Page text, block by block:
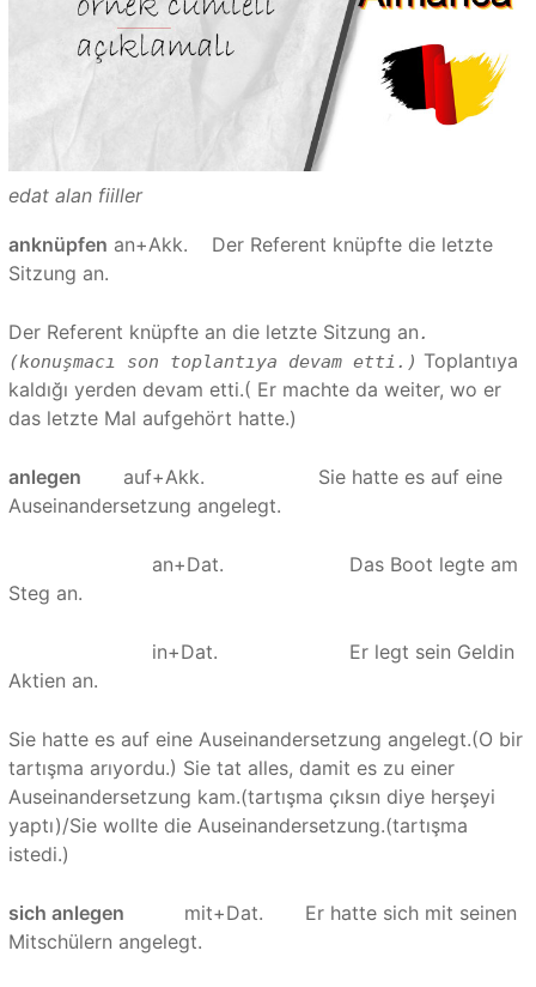
edat alan fiiller
anknüpfen an+Akk. Der Referent knüpfte die letzte
Sitzung an.
Der Referent knüpfte an die letzte Sitzung an.
(konuşmacı son toplantıya devam etti.) Toplantıya
kaldığı yerden devam etti.( Er machte da weiter, wo er
das letzte Mal aufgehört hatte.)
anlegen auf+Akk. Sie hatte es auf eine
Auseinandersetzung angelegt.
an+Dat. Das Boot legte am
Steg an.
in+Dat. Er legt sein Geldin
Aktien an.
Sie hatte es auf eine Auseinandersetzung angelegt.(O bir
tartışma arıyordu.) Sie tat alles, damit es zu einer
Auseinandersetzung kam.(tartışma çıksın diye herşeyi
yaptı)/Sie wollte die Auseinandersetzung.(tartışma
istedi.)
sich anlegen mit+Dat. Er hatte sich mit seinen
Mitschülern angelegt.